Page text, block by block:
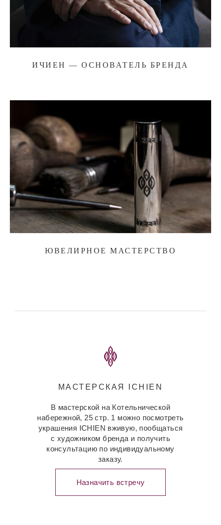
ИЧИЕН — ОСНОВАТЕЛЬ БРЕНДА
ЮВЕЛИРНОЕ МАСТЕРСТВО
МАСТЕРСКАЯ ICHIEN
В мастерской на Котельнической
набережной, 25 стр. 1 можно посмотреть
украшения ICHIEN вживую, пообщаться
с художником бренда и получить
консультацию по индивидуальному
заказу.
Назначить встречу